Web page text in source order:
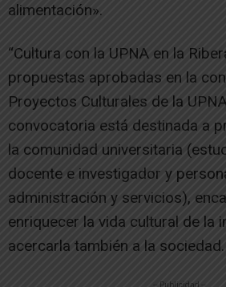
alimentación».
“Cultura con la UPNA en la
propuestas aprobadas en la
Proyectos Culturales de la
convocatoria está destinada a
la comunidad universitaria
docente e investigador y
administración y servicios),
enriquecer la vida cultural de la
acercarla también a la sociedad.
-- Publicidad --